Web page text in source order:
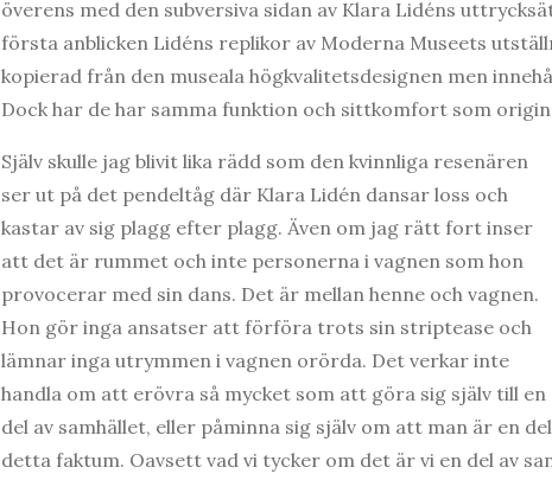
överens med den subversiva sidan av Klara Lidéns
första anblicken Lidéns replikor av Moderna Museets
kopierad från den museala högkvalitetsdesignen men
Dock har de har samma funktion och sittkomfort som
Själv skulle jag blivit lika rädd som den kvinnliga resenären
ser ut på det pendeltåg där Klara Lidén dansar loss och
kastar av sig plagg efter plagg. Även om jag rätt fort inser
att det är rummet och inte personerna i vagnen som hon
provocerar med sin dans. Det är mellan henne och vagnen.
Hon gör inga ansatser att förföra trots sin striptease och
lämnar inga utrymmen i vagnen orörda. Det verkar inte
handla om att erövra så mycket som att göra sig själv till en
del av samhället, eller påminna sig själv om att man är en
detta faktum. Oavsett vad vi tycker om det är vi en del av